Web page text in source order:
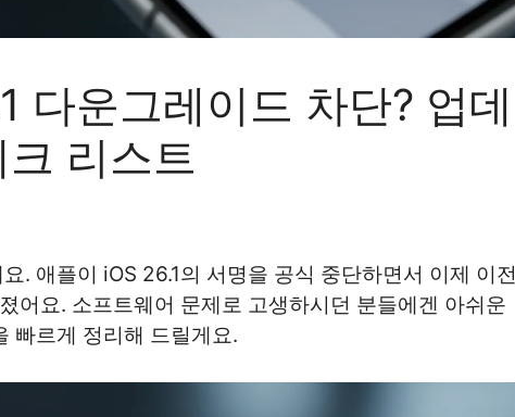
다운그레이드 차단? 업데
리스트
. 애플이 iOS 26.1의 서명을 공식 중단하면서 이제 이전
어요. 소프트웨어 문제로 고생하시던 분들에겐 아쉬운
빠르게 정리해 드릴게요.